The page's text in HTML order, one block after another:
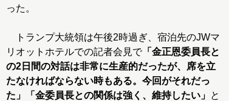
った。
トランプ大統領は午後2時過ぎ、宿泊先のJWマ
リオットホテルでの記者会見で「金正恩委員長と
の2日間の対話は非常に生産的だったが、席を立
たなければならない時もある。今回がそれだっ
た」「金委員長との関係は強く、維持したい」 と